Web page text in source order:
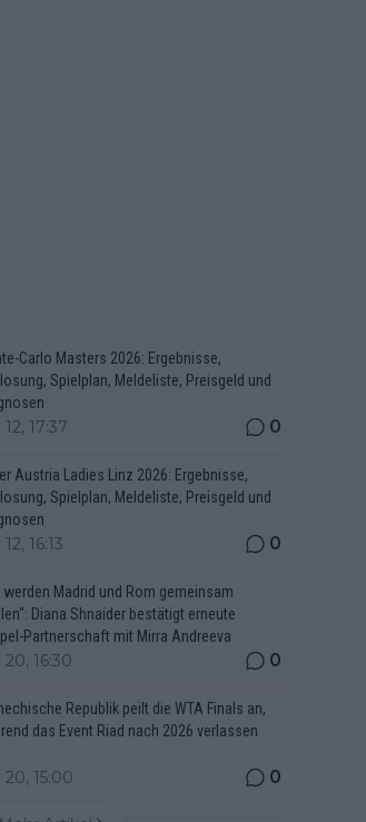
Carlo Masters 2026: Ergebnisse,
Spielplan, Meldeliste, Preisgeld und
17:37 0
Austria Ladies Linz 2026: Ergebnisse,
Spielplan, Meldeliste, Preisgeld und
16:13 0
werden Madrid und Rom gemeinsam
Diana Shnaider bestätigt erneute
Partnerschaft mit Mirra Andreeva
20, 16:30 0
Republik peilt die WTA Finals an,
das Event Riad nach 2026 verlassen
20, 15:00 0